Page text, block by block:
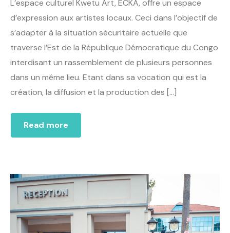
L’espace culturel Kwetu Art, ECKA, offre un espace
d’expression aux artistes locaux. Ceci dans l’objectif de
s’adapter à la situation sécuritaire actuelle que
traverse l’Est de la République Démocratique du Congo
interdisant un rassemblement de plusieurs personnes
dans un même lieu. Etant dans sa vocation qui est la
création, la diffusion et la production des […]
Read more